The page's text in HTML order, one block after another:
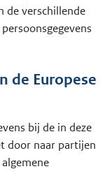
de verschillende
de Europese
bij de in deze
door naar partijen